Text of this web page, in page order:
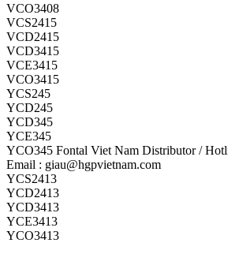
VCO3408
VCS2415
VCD2415
VCD3415
VCE3415
VCO3415
YCS245
YCD245
YCD345
YCE345
YCO345 Fontal Viet Nam Distributor /
Email : giau@hgpvietnam.com
YCS2413
YCD2413
YCD3413
YCE3413
YCO3413